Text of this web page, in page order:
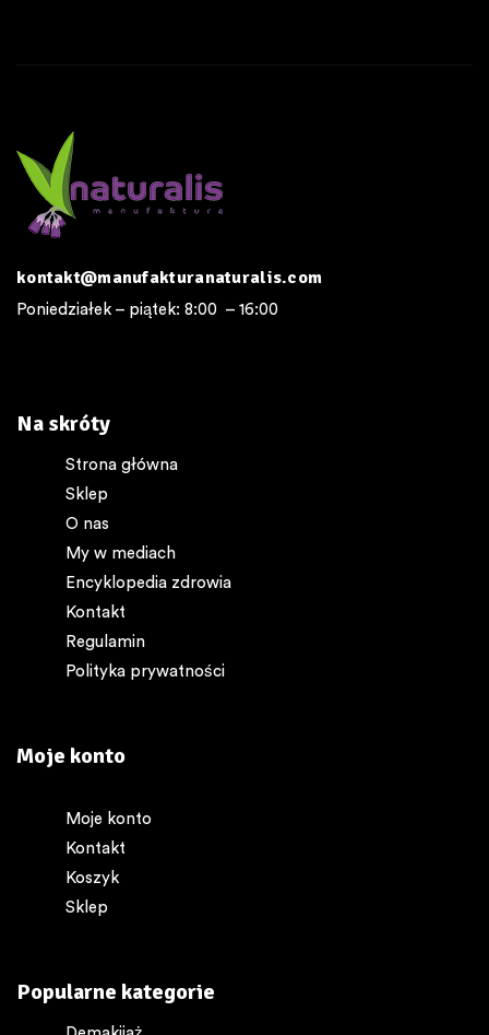
Na skróty
Strona główna
Sklep
O nas
My w mediach
Encyklopedia zdrowia
Kontakt
Regulamin
Polityka prywatności
Moje konto
Moje konto
Kontakt
Koszyk
Sklep
Popularne kategorie
kontakt@manufakturanaturalis.com
Poniedziałek – piątek: 8:00 – 16:00